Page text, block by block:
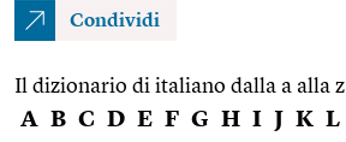
Condividi
Il dizionario di italiano dalla a alla z
A B C D E F G H I J K L